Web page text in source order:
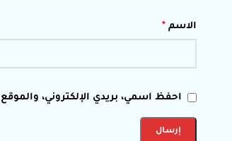
الاسم *
احفظ اسمي، بريدي الإلكتروني،